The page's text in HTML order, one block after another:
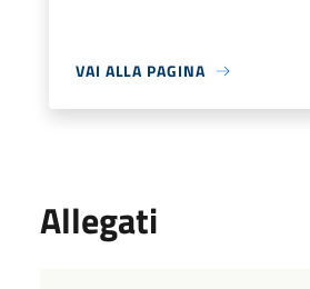
VAI ALLA PAGINA
Allegati